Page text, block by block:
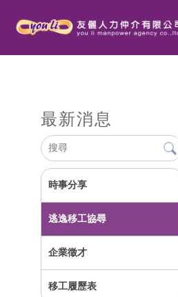
最新消息
時事分享
逃逸移工協尋
企業徵才
移工履歷表